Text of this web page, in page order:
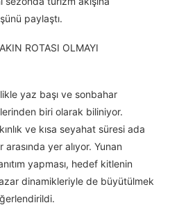
paylaştı.
ROTASI OLMAYI
yaz başı ve sonbahar
biri olarak biliniyor.
ve kısa seyahat süresi ada
yer alıyor. Yunan
yapması, hedef kitlenin
dinamikleriyle de büyütülmek